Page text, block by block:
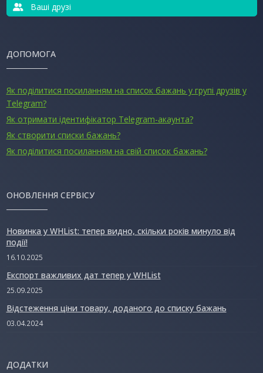
Ваші друзі
ДОПОМОГА
Як поділитися посиланням на список бажань у групі друзів у
Telegram?
Як отримати ідентифікатор Telegram-акаунта?
Як створити списки бажань?
Як поділитися посиланням на свій список бажань?
ОНОВЛЕННЯ СЕРВІСУ
Новинка у WHList: тепер видно, скільки років минуло від
події!
16.10.2025
Експорт важливих дат тепер у WHList
25.09.2025
Відстеження ціни товару, доданого до списку бажань
03.04.2024
ДОДАТКИ